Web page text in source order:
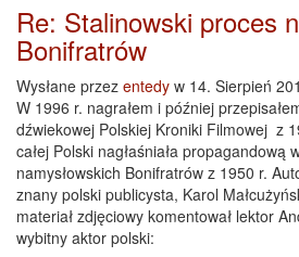
Re: Stalinowski proces
Bonifratrów
Wysłane przez entedy w 14. Sierpień
W 1996 r. nagrałem i później
dźwiekowej Polskiej Kroniki Filmowej z
całej Polski nagłaśniała propagandową
namysłowskich Bonifratrów z 1950 r.
znany polski publicysta, Karol
materiał zdjęciowy komentował lektor
wybitny aktor polski: